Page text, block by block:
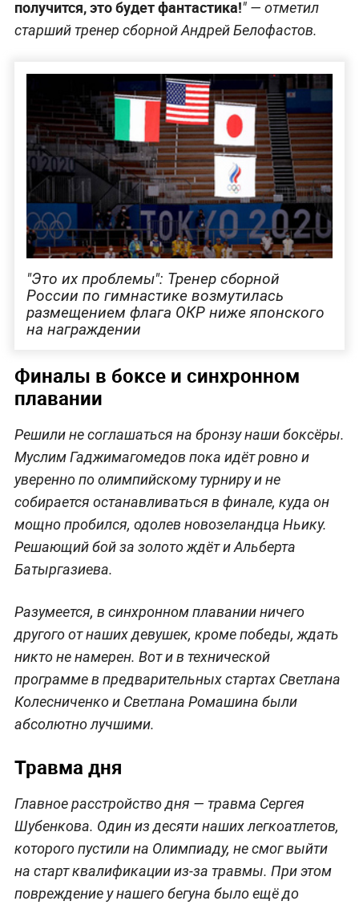
получится, это будет фантастика!" — отметил
старший тренер сборной Андрей Белофастов.
"Это их проблемы": Тренер сборной
России по гимнастике возмутилась
размещением флага ОКР ниже японского
на награждении
Финалы в боксе и синхронном
плавании
Решили не соглашаться на бронзу наши боксёры.
Муслим Гаджимагомедов пока идёт ровно и
уверенно по олимпийскому турниру и не
собирается останавливаться в финале, куда он
мощно пробился, одолев новозеландца Ньику.
Решающий бой за золото ждёт и Альберта
Батыргазиева.
Разумеется, в синхронном плавании ничего
другого от наших девушек, кроме победы, ждать
никто не намерен. Вот и в технической
программе в предварительных стартах Светлана
Колесниченко и Светлана Ромашина были
абсолютно лучшими.
Травма дня
Главное расстройство дня — травма Сергея
Шубенкова. Один из десяти наших легкоатлетов,
которого пустили на Олимпиаду, не смог выйти
на старт квалификации из-за травмы. При этом
повреждение у нашего бегуна было ещё до